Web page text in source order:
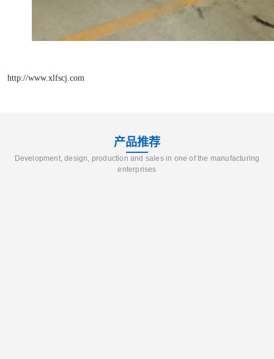
http://www.xlfscj.com
产品推荐
Development, design, production and sales in one of the manufacturing
enterprises